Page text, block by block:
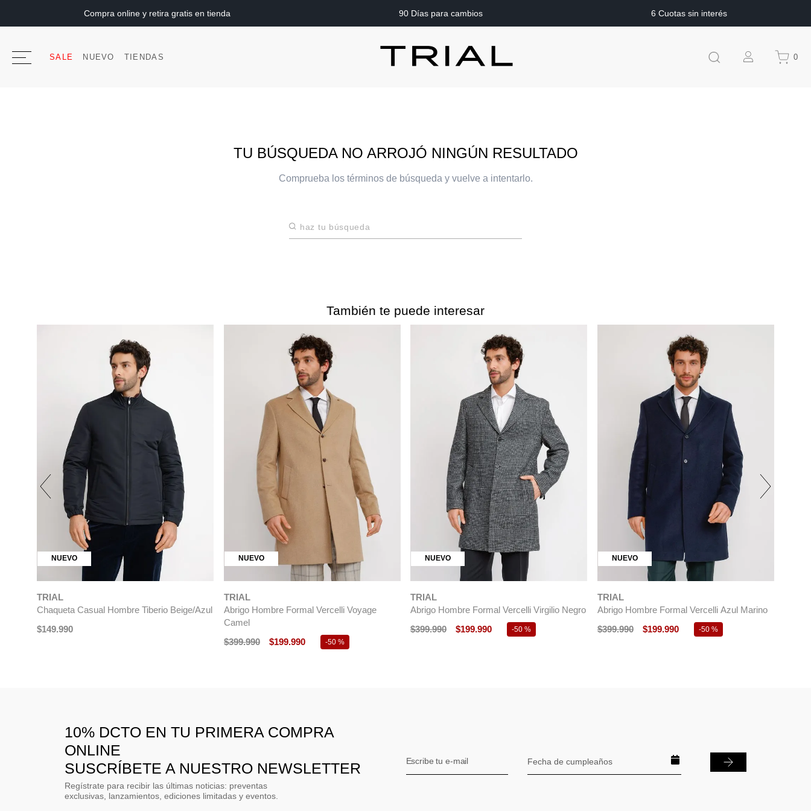
Compra online y retira gratis en tienda 90 Días para cambios 6 Cuotas sin interés
SALE NUEVO TIENDAS 0
TU BÚSQUEDA NO ARROJÓ NINGÚN RESULTADO
Comprueba los términos de búsqueda y vuelve a intentarlo.
Haz tu búsqueda
También te puede interesar
NUEVO
TRIAL
Chaqueta Casual Hombre Tiberio Beige/Azul
$149.990
NUEVO
TRIAL
Abrigo Hombre Formal Vercelli Voyage
Camel
$399.990 $199.990 -50 %
NUEVO
TRIAL
Abrigo Hombre Formal Vercelli Virgilio Negro
$399.990 $199.990 -50 %
NUEVO
TRIAL
Abrigo Hombre Formal Vercelli Azul Marino
$399.990 $199.990 -50 %
10% DCTO EN TU PRIMERA COMPRA
ONLINE
SUSCRÍBETE A NUESTRO NEWSLETTER
Regístrate para recibir las últimas noticias: preventas
exclusivas, lanzamientos, ediciones limitadas y eventos.